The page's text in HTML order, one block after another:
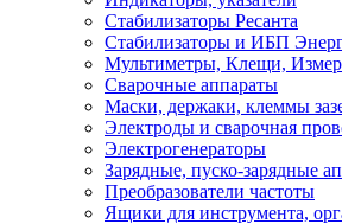
Стабилизаторы Ресанта
Стабилизаторы и ИБП
Мультиметры, Клещи,
Сварочные аппараты
Маски, держаки, клеммы
Электроды и сварочная
Электрогенераторы
Зарядные, пуско-зарядные
Преобразователи частоты
Ящики для инструмента,